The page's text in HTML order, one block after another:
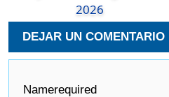
2026
DEJAR UN COMENTARIO
Namerequired